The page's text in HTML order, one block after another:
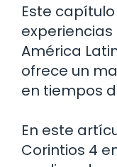
Este
América
ofrece un
en tiempos
En este
Corintios 4